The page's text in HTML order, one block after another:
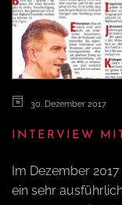
30. Dezember 2017
INTERVIEW
Im Dezember
ein sehr